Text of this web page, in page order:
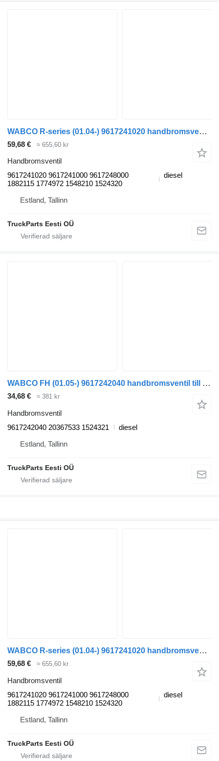
WABCO R-series (01.04-) 9617241020 handbromsventil till Scania P,G,R,T-series (2004-2017) dragbil
59,68 € ≈ 655,60 kr
Handbromsventil
9617241020 9617241000 9617248000
1882115 1774972 1548210 1524320
diesel
Estland, Tallinn
TruckParts Eesti OÜ
WABCO FH (01.05-) 9617242040 handbromsventil till Volvo FH12, FH16, NH12, FH, VNL780 (1993-2014) dragbil
34,68 € ≈ 381 kr
Handbromsventil
9617242040 20367533 1524321
diesel
Estland, Tallinn
TruckParts Eesti OÜ
WABCO R-series (01.04-) 9617241020 handbromsventil till Scania P,G,R,T-series (2004-2017) dragbil
59,68 € ≈ 655,60 kr
Handbromsventil
9617241020 9617241000 9617248000
1882115 1774972 1548210 1524320
diesel
Estland, Tallinn
TruckParts Eesti OÜ